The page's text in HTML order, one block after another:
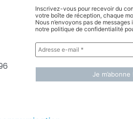
Inscrivez-vous pour recevoir du
votre boîte de réception, chaque
Nous n’envoyons pas de
notre politique de confidentialité